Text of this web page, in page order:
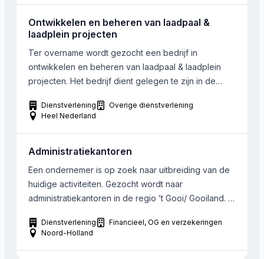
Ontwikkelen en beheren van laadpaal &
laadplein projecten
Ter overname wordt gezocht een bedrijf in
ontwikkelen en beheren van laadpaal & laadplein
projecten. Het bedrijf dient gelegen te zijn in de
(Rand)stedelijk bijv. Rotterdam/Breda/Utrecht. De
koper is zoek naar een bedrijf die actief is in het
installeren van laadpalen op laadpleinen. […]
Dienstverlening
Overige dienstverlening
Heel Nederland
Administratiekantoren
Een ondernemer is op zoek naar uitbreiding van de
huidige activiteiten. Gezocht wordt naar
administratiekantoren in de regio ’t Gooi/ Gooiland. In
over om een administratiekantoor van 2 tot 5
medewerkers op te nemen. Gezocht wordt naar
Dienstverlening
Financieel, OG en verzekeringen
Noord-Holland